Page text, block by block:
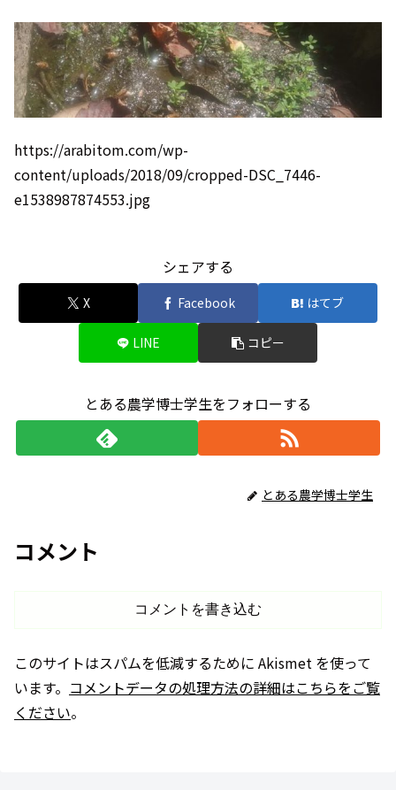
https://arabitom.com/wp-
content/uploads/2018/09/cropped-DSC_7446-
e1538987874553.jpg
シェアする
X Facebook はてブ
LINE コピー
とある農学博士学生をフォローする
とある農学博士学生
コメント
コメントを書き込む
このサイトはスパムを低減するために Akismet を使って
います。 コメントデータの処理方法の詳細はこちらをご覧
ください。